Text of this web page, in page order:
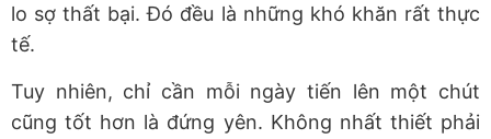
lo sợ thất bại. Đó đều là những khó khăn rất thực
tế.
Tuy nhiên, chỉ cần mỗi ngày tiến lên một chút
cũng tốt hơn là đứng yên. Không nhất thiết phải